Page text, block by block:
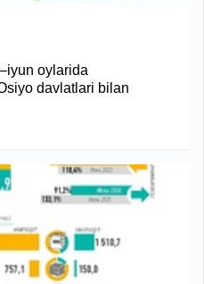
oylarida
davlatlari bilan